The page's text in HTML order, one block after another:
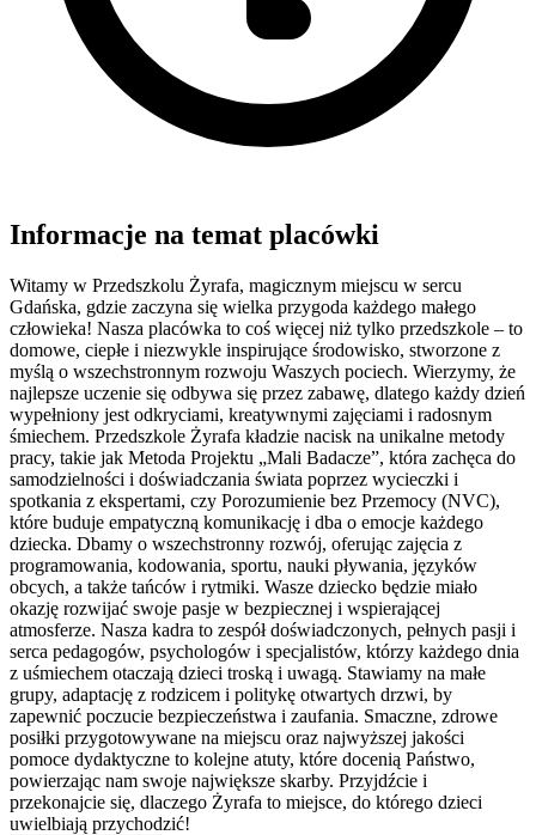
Informacje na temat placówki
Witamy w Przedszkolu Żyrafa, magicznym miejscu w sercu
Gdańska, gdzie zaczyna się wielka przygoda każdego małego
człowieka! Nasza placówka to coś więcej niż tylko przedszkole – to
domowe, ciepłe i niezwykle inspirujące środowisko, stworzone z
myślą o wszechstronnym rozwoju Waszych pociech. Wierzymy, że
najlepsze uczenie się odbywa się przez zabawę, dlatego każdy dzień
wypełniony jest odkryciami, kreatywnymi zajęciami i radosnym
śmiechem. Przedszkole Żyrafa kładzie nacisk na unikalne metody
pracy, takie jak Metoda Projektu „Mali Badacze”, która zachęca do
samodzielności i doświadczania świata poprzez wycieczki i
spotkania z ekspertami, czy Porozumienie bez Przemocy (NVC),
które buduje empatyczną komunikację i dba o emocje każdego
dziecka. Dbamy o wszechstronny rozwój, oferując zajęcia z
programowania, kodowania, sportu, nauki pływania, języków
obcych, a także tańców i rytmiki. Wasze dziecko będzie miało
okazję rozwijać swoje pasje w bezpiecznej i wspierającej
atmosferze. Nasza kadra to zespół doświadczonych, pełnych pasji i
serca pedagogów, psychologów i specjalistów, którzy każdego dnia
z uśmiechem otaczają dzieci troską i uwagą. Stawiamy na małe
grupy, adaptację z rodzicem i politykę otwartych drzwi, by
zapewnić poczucie bezpieczeństwa i zaufania. Smaczne, zdrowe
posiłki przygotowywane na miejscu oraz najwyższej jakości
pomoce dydaktyczne to kolejne atuty, które docenią Państwo,
powierzając nam swoje największe skarby. Przyjdźcie i
przekonajcie się, dlaczego Żyrafa to miejsce, do którego dzieci
uwielbiają przychodzić!